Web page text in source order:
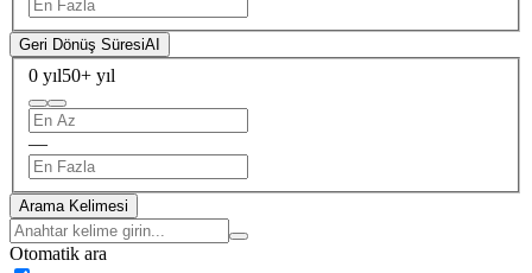
Geri Dönüş SüresiAI
0 yıl50+ yıl
—
Arama Kelimesi
Otomatik ara